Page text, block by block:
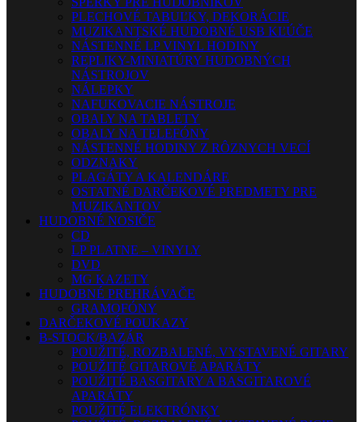
PLECHOVÉ TABUĽKY, DEKORÁCIE
MUZIKANTSKÉ HUDOBNÉ USB KĽÚČE
NÁSTENNÉ LP VINYL HODINY
REPLIKY-MINIATÚRY HUDOBNÝCH
NÁSTROJOV
NÁLEPKY
NAFUKOVACIE NÁSTROJE
OBALY NA TABLETY
OBALY NA TELEFÓNY
NÁSTENNÉ HODINY Z RÔZNYCH VECÍ
ODZNAKY
PLAGÁTY A KALENDÁRE
OSTATNÉ DARČEKOVÉ PREDMETY PRE
MUZIKANTOV
HUDOBNÉ NOSIČE
CD
LP PLATNE – VINYLY
DVD
MG KAZETY
HUDOBNÉ PREHRÁVAČE
GRAMOFÓNY
DARČEKOVÉ POUKAZY
B-STOCK/BAZÁR
POUŽITÉ, ROZBALENÉ, VYSTAVENÉ GITARY
POUŽITÉ GITAROVÉ APARÁTY
POUŽITÉ BASGITARY A BASGITAROVÉ
APARÁTY
POUŽITÉ ELEKTRÓNKY